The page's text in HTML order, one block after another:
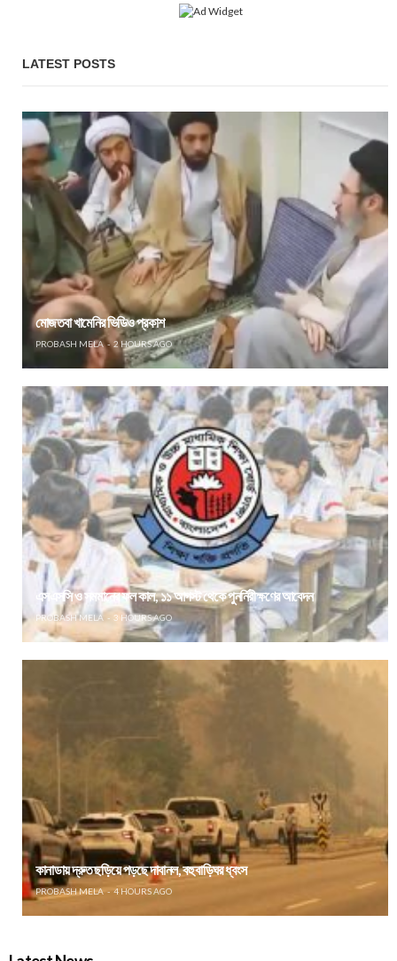
LATEST POSTS
মোজতবা খামেনির ভিডিও প্রকাশ
PROBASH MELA 2 HOURS AGO
এসএসসি ও সমমানের ফল কাল, ১১ আগস্ট থেকে পুনর্নিরীক্ষণের আবেদন
PROBASH MELA 3 HOURS AGO
কানাডায় দ্রুত ছড়িয়ে পড়ছে দাবানল, বহু বাড়িঘর ধ্বংস
PROBASH MELA 4 HOURS AGO